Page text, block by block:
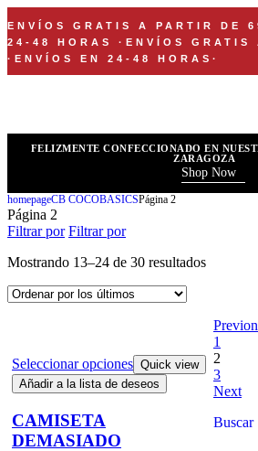
ENVÍOS GRATIS A PARTIR DE
24-48 HORAS · ENVÍOS GRATIS
· ENVÍOS EN 24-48 HORAS ·
FELIZMENTE CONFECCIONADO EN
ZARAGOZA
Shop Now
homepageCB COCOBASICSPágina 2
Página 2
Filtrar por Filtrar por
Mostrando 13–24 de 30 resultados
Seleccionar opciones Quick view
Añadir a la lista de deseos
CAMISETA
DEMASIADO
1
2
3
Next
Buscar